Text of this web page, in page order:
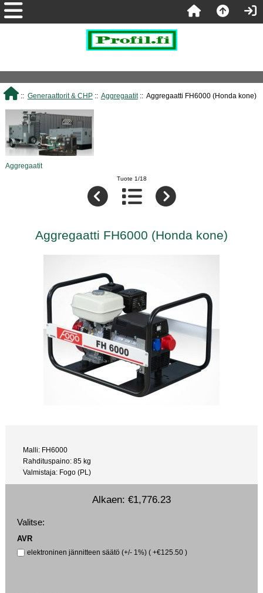
:: Generaattorit & CHP:: Aggregaatit:: Aggregaatti FH6000 (Honda kone)
Aggregaatit
Tuote 1/18
Aggregaatti FH6000 (Honda kone)
Malli: FH6000
Rahdituspaino: 85 kg
Valmistaja: Fogo (PL)
Alkaen: €1,776.23
Valitse:
AVR
elektroninen jännitteen säätö (+/- 1%) ( +€125.50 )